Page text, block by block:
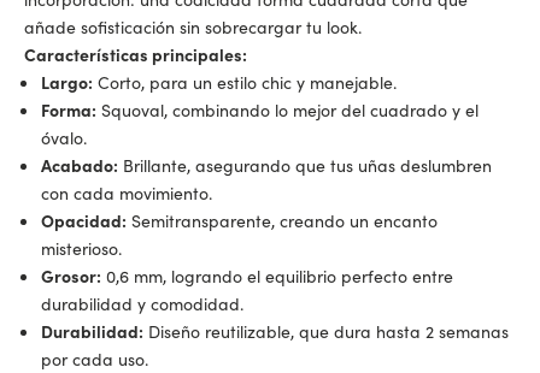
añade sofisticación sin sobrecargar tu look.
Características principales:
Largo: Corto, para un estilo chic y manejable.
Forma: Squoval, combinando lo mejor del cuadrado y el
óvalo.
Acabado: Brillante, asegurando que tus uñas deslumbren
con cada movimiento.
Opacidad: Semitransparente, creando un encanto
misterioso.
Grosor: 0,6 mm, logrando el equilibrio perfecto entre
durabilidad y comodidad.
Durabilidad: Diseño reutilizable, que dura hasta 2 semanas
por cada uso.